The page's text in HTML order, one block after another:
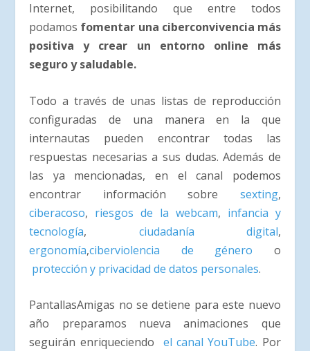
Internet, posibilitando que entre todos
podamos fomentar una ciberconvivencia más
positiva y crear un entorno online más
seguro y saludable.
Todo a través de unas listas de reproducción
configuradas de una manera en la que
internautas pueden encontrar todas las
respuestas necesarias a sus dudas. Además de
las ya mencionadas, en el canal podemos
encontrar información sobre sexting,
ciberacoso, riesgos de la webcam, infancia y
tecnología, ciudadanía digital,
ergonomía,ciberviolencia de género o
protección y privacidad de datos personales.
PantallasAmigas no se detiene para este nuevo
año preparamos nueva animaciones que
seguirán enriqueciendo
el canal YouTube. Por